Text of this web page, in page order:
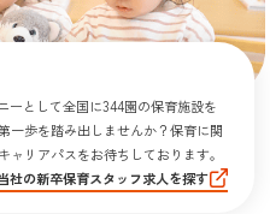
ーとして全国に344園の保育施設を
一歩を踏み出しませんか？保育に関
リアパスをお待ちしております。
社の新卒保育スタッフ求人を探す